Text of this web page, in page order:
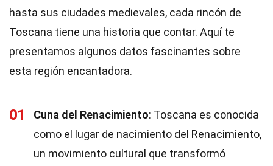
hasta sus ciudades medievales, cada rincón de
Toscana tiene una historia que contar. Aquí te
presentamos algunos datos fascinantes sobre
esta región encantadora.
01 Cuna del Renacimiento: Toscana es conocida
como el lugar de nacimiento del Renacimiento,
un movimiento cultural que transformó